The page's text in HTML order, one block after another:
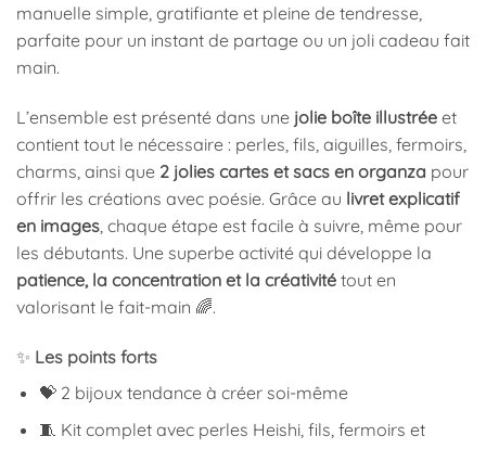
manuelle simple, gratifiante et pleine de tendresse,
parfaite pour un instant de partage ou un joli cadeau fait
main.
L’ensemble est présenté dans une jolie boîte illustrée et
contient tout le nécessaire : perles, fils, aiguilles, fermoirs,
charms, ainsi que 2 jolies cartes et sacs en organza pour
offrir les créations avec poésie. Grâce au livret explicatif
en images , chaque étape est facile à suivre, même pour
les débutants. Une superbe activité qui développe la
patience, la concentration et la créativité tout en
valorisant le fait-main 🌈.
✨ Les points forts
💝 2 bijoux tendance à créer soi-même
🧵 Kit complet avec perles Heishi, fils, fermoirs et